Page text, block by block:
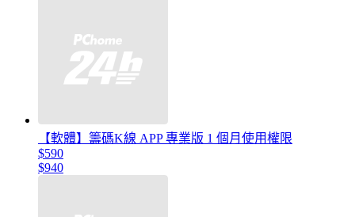
【軟體】籌碼K線 APP 專業版 1 個月使用權限
$590
$940